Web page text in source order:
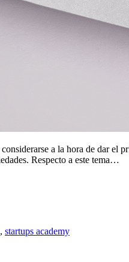
a la hora de dar
Respecto a este tema…
, startups academy